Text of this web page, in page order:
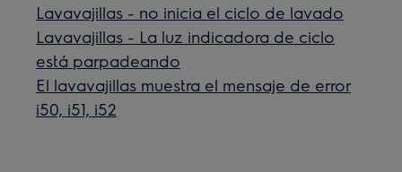
Lavavajillas - no inicia el ciclo de lavado
Lavavajillas - La luz indicadora de ciclo
está parpadeando
El lavavajillas muestra el mensaje de error
i50, i51, i52